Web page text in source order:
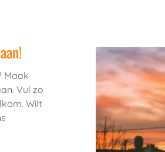
Maak
Vul zo
Wilt